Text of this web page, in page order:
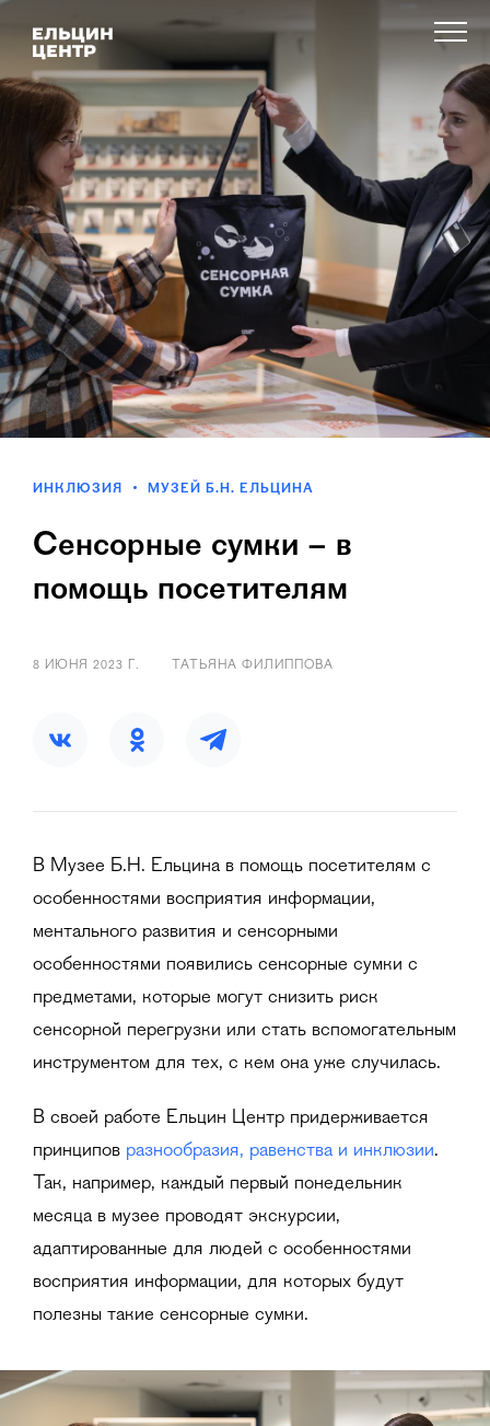
ИНКЛЮЗИЯ МУЗЕЙ Б.Н. ЕЛЬЦИНА
Сенсорные сумки – в
помощь посетителям
8 ИЮНЯ 2023 Г. ТАТЬЯНА ФИЛИППОВА
В Музее Б.Н. Ельцина в помощь посетителям с
особенностями восприятия информации,
ментального развития и сенсорными
особенностями появились сенсорные сумки с
предметами, которые могут снизить риск
сенсорной перегрузки или стать вспомогательным
инструментом для тех, с кем она уже случилась.
В своей работе Ельцин Центр придерживается
принципов разнообразия, равенства и инклюзии.
Так, например, каждый первый понедельник
месяца в музее проводят экскурсии,
адаптированные для людей с особенностями
восприятия информации, для которых будут
полезны такие сенсорные сумки.